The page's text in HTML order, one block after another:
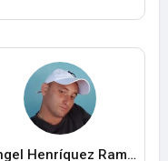
Yongel Henríquez Ramos